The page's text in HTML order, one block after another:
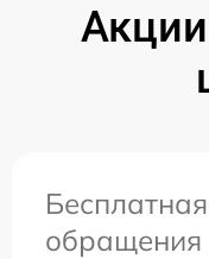
обращения